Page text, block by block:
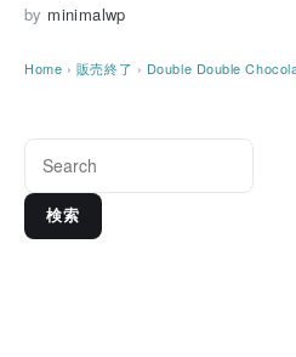
by minimalwp
Home › 販売終了 › Double Double
検索